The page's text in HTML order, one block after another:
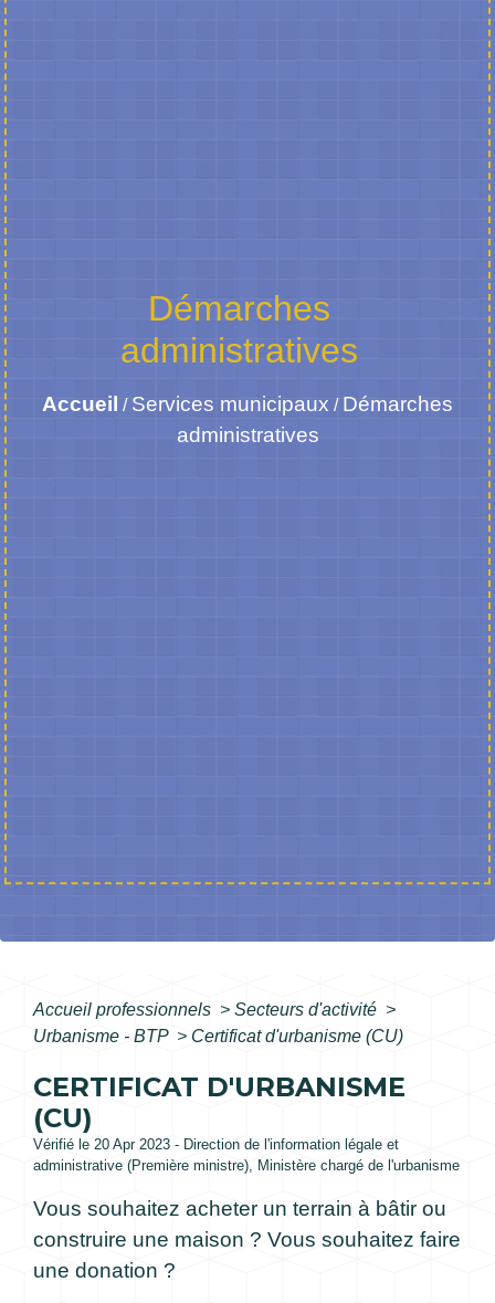
Démarches
administratives
Accueil / Services municipaux / Démarches
administratives
Accueil professionnels > Secteurs d'activité >
Urbanisme - BTP > Certificat d'urbanisme (CU)
CERTIFICAT D'URBANISME
(CU)
Vérifié le 20 Apr 2023 - Direction de l'information légale et
administrative (Première ministre), Ministère chargé de l'urbanisme
Vous souhaitez acheter un terrain à bâtir ou
construire une maison ? Vous souhaitez faire
une donation ?